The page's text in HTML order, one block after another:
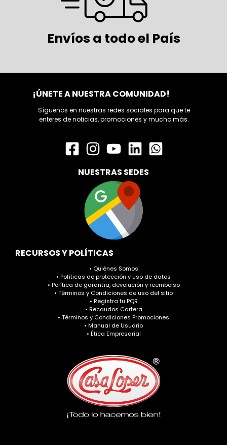
Envíos a todo el País
¡ÚNETE A NUESTRA COMUNIDAD!
Síguenos en nuestras redes sociales para que te
enteres de noticias, promociones y mucho más.
NUESTRAS SEDES
RECURSOS Y POLÍTICAS
• Quiénes Somos
• Políticas de protección y uso de datos
• Política de garantía, devolución y reembolso
• Términos y Condiciones de uso del sitio
• Registra tu PQR
• Recaudos Cartera
• Términos y Condiciones Promociones
• Manual de Usuario
• Ética Empresarial